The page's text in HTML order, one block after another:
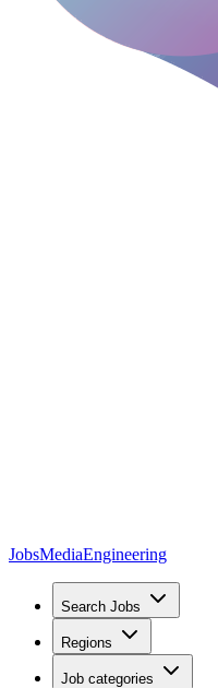
JobsMediaEngineering
Search Jobs
Regions
Job categories